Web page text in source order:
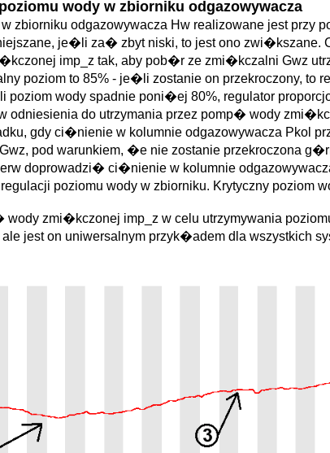
wody w zbiorniku odgazowywacza
zbiorniku odgazowywacza Hw realizowane jest
je�li za� zbyt niski, to jest ono zwi�kszane.
imp_z tak, aby pob�r ze zmi�kczalni Gwz
poziom to 85% - je�li zostanie on przekroczony,
wody spadnie poni�ej 80%, regulator
odniesienia do utrzymania przez pomp� wody
gdy ci�nienie w kolumnie odgazowywacza
pod warunkiem, �e nie zostanie przekroczona
doprowadzi� ci�nienie w kolumnie
poziomu wody w zbiorniku. Krytyczny poziom
zmi�kczonej imp_z w celu utrzymywania
jest on uniwersalnym przyk�adem dla wszystkich